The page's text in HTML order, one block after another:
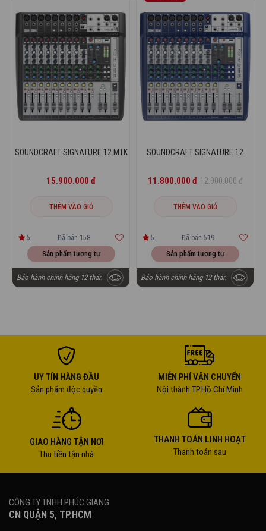
SOUNDCRAFT SIGNATURE 12 MTK
15.900.000 đ
THÊM VÀO GIỎ
5 Đã bán 158
Sản phẩm tương tự
Bảo hành chính hãng 12 tháng
SOUNDCRAFT SIGNATURE 12
11.800.000 đ 12.900.000 đ
THÊM VÀO GIỎ
5 Đã bán 519
Sản phẩm tương tự
Bảo hành chính hãng 12 tháng
UY TÍN HÀNG ĐẦU
Sản phẩm độc quyền
MIỄN PHÍ VẬN CHUYỂN
Nội thành TP.Hồ Chí Minh
GIAO HÀNG TẬN NƠI
Thu tiền tận nhà
THANH TOÁN LINH HOẠT
Thanh toán sau
CÔNG TY TNHH PHÚC GIANG
CN QUẬN 5, TP.HCM